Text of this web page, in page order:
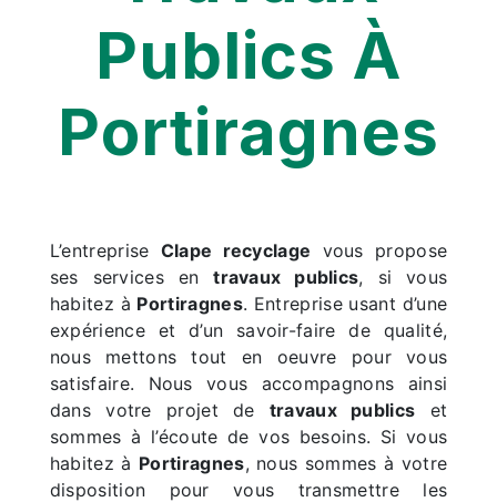
Publics À
Portiragnes
L’entreprise Clape recyclage vous propose
ses services entravaux publics, si vous
habitez à Portiragnes. Entreprise usant d’une
expérience et d’un savoir-faire de qualité,
nous mettons tout en oeuvre pour vous
satisfaire. Nous vous accompagnons ainsi
dans votre projet de travaux publics et
sommes à l’écoute de vos besoins. Si vous
habitez à Portiragnes, nous sommes à votre
disposition pour vous transmettre les